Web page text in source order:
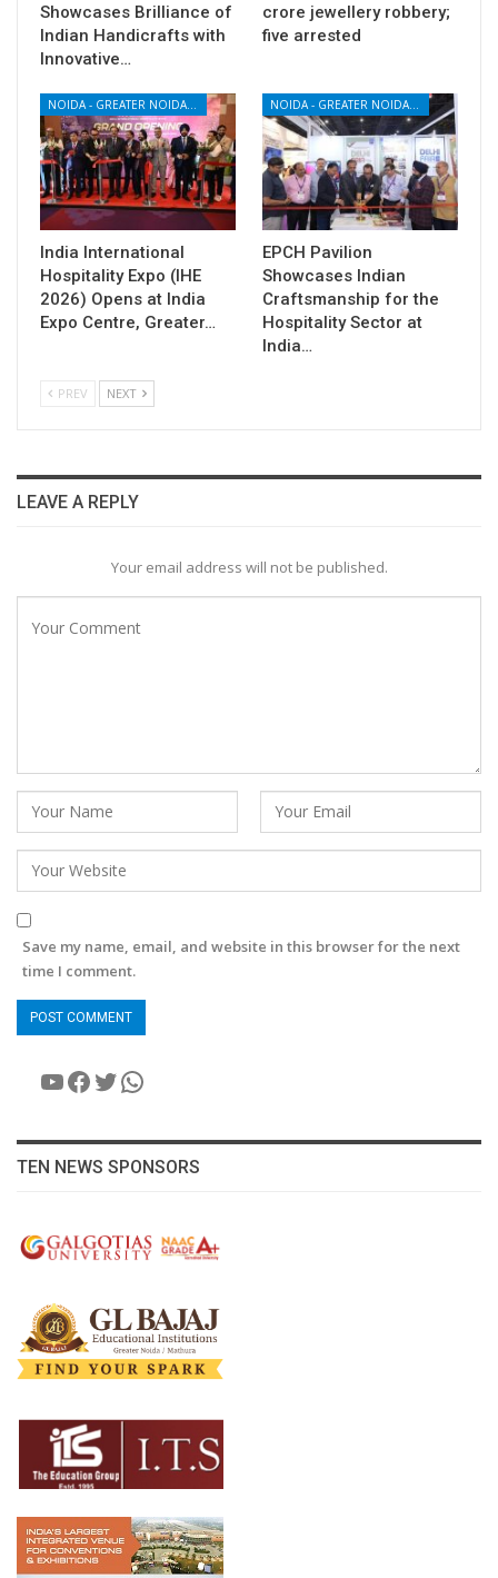
Showcases Brilliance of
Indian Handicrafts with
Innovative…
crore jewellery robbery;
five arrested
India International
Hospitality Expo (IHE
2026) Opens at India
Expo Centre, Greater…
EPCH Pavilion
Showcases Indian
Craftsmanship for the
Hospitality Sector at
India…
PREV NEXT
LEAVE A REPLY
Your email address will not be published.
Save my name, email, and website in this browser for the next
time I comment.
YouTube
Facebook
Twitter
WhatsApp
TEN NEWS SPONSORS